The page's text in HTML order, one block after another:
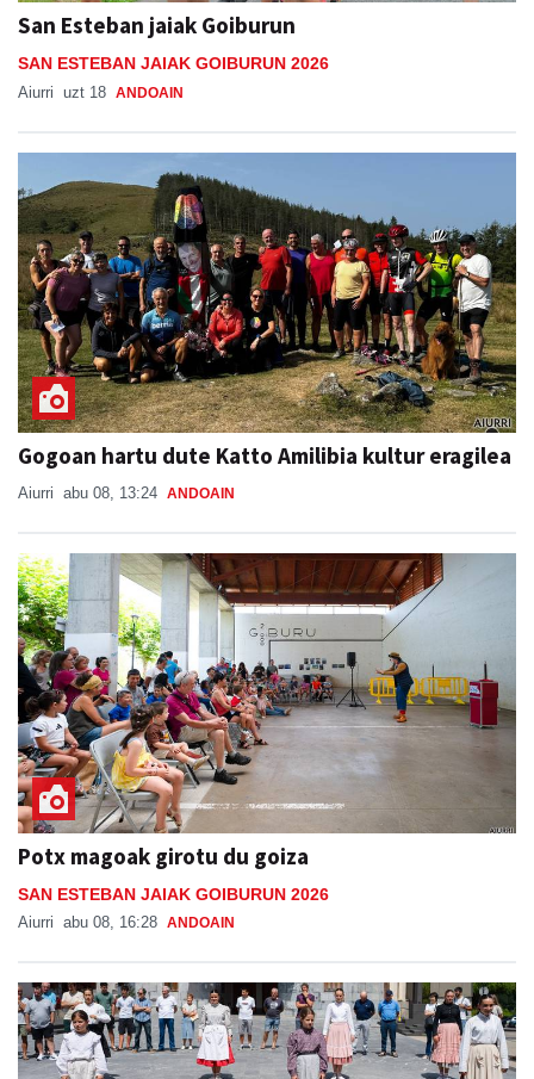
San Esteban jaiak Goiburun
SAN ESTEBAN JAIAK GOIBURUN 2026
Aiurri uzt 18 ANDOAIN
Gogoan hartu dute Katto Amilibia kultur eragilea
Aiurri abu 08, 13:24 ANDOAIN
Potx magoak girotu du goiza
SAN ESTEBAN JAIAK GOIBURUN 2026
Aiurri abu 08, 16:28 ANDOAIN